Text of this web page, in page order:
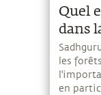
Quel
dans
les
en